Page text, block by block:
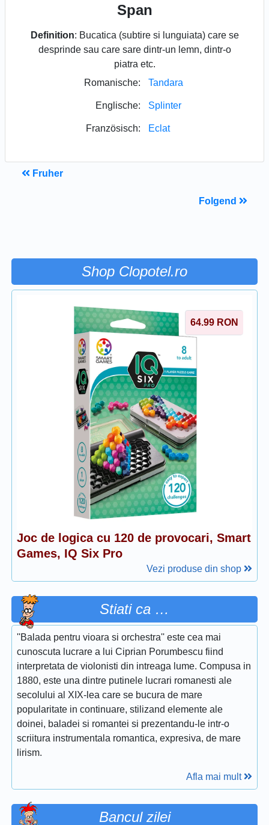
Span
Definition: Bucatica (subtire si lunguiata) care se
desprinde sau care sare dintr-un lemn, dintr-o
piatra etc.
Romanische:
Tandara
Englische: Splinter
Französisch: Eclat
Fruher
Folgend
Shop Clopotel.ro
64.99 RON
Joc de logica cu 120 de provocari, Smart
Games, IQ Six Pro
Vezi produse din shop
Stiati ca …
''Balada pentru vioara si orchestra'' este cea mai
cunoscuta lucrare a lui Ciprian Porumbescu fiind
interpretata de violonisti din intreaga lume. Compusa in
1880, este una dintre putinele lucrari romanesti ale
secolului al XIX-lea care se bucura de mare
popularitate in continuare, stilizand elemente ale
doinei, baladei si romantei si prezentandu-le intr-o
scriitura instrumentala romantica, expresiva, de mare
lirism.
Afla mai mult
Bancul zilei